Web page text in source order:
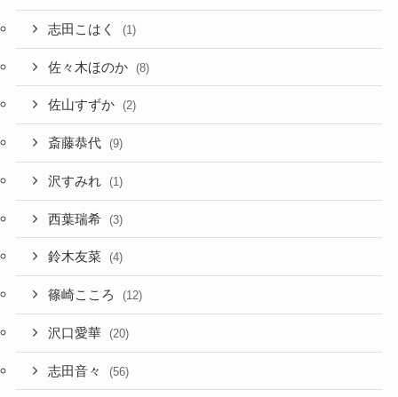
志田こはく (1)
佐々木ほのか (8)
佐山すずか (2)
斎藤恭代 (9)
沢すみれ (1)
西葉瑞希 (3)
鈴木友菜 (4)
篠崎こころ (12)
沢口愛華 (20)
志田音々 (56)